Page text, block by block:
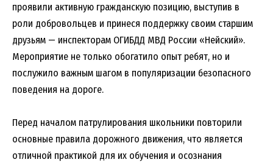
проявили активную гражданскую позицию, выступив в
роли добровольцев и принеся поддержку своим старшим
друзьям — инспекторам ОГИБДД МВД России «Нейский».
Мероприятие не только обогатило опыт ребят, но и
послужило важным шагом в популяризации безопасного
поведения на дороге.
Перед началом патрулирования школьники повторили
основные правила дорожного движения, что является
отличной практикой для их обучения и осознания